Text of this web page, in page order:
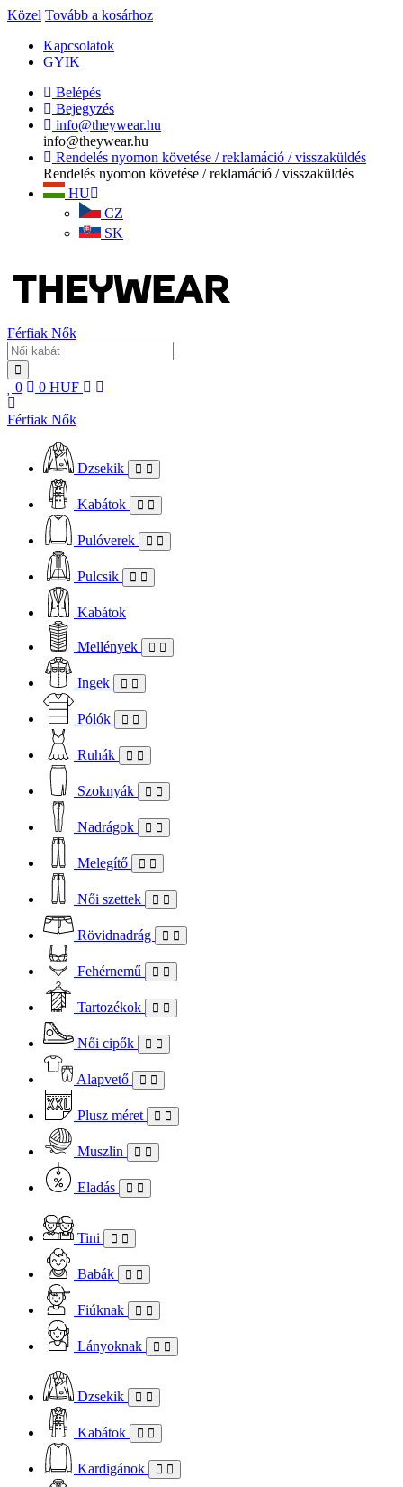
Közel Tovább a kosárhoz
Kapcsolatok
GYIK
Belépés
Bejegyzés
info@theywear.hu
info@theywear.hu
Rendelés nyomon követése / reklamáció / visszaküldés
Rendelés nyomon követése / reklamáció / visszaküldés
HU
CZ
SK
Férfiak Nők
0 0 HUF
Férfiak Nők
Dzsekik
Kabátok
Pulóverek
Pulcsik
Kabátok
Mellények
Ingek
Pólók
Ruhák
Szoknyák
Nadrágok
Melegítő
Női szettek
Rövidnadrág
Fehérnemű
Tartozékok
Női cipők
Alapvető
Plusz méret
Muszlin
Eladás
Tini
Babák
Fiúknak
Lányoknak
Dzsekik
Kabátok
Kardigánok